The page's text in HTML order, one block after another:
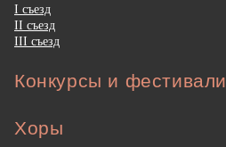
I съезд
II съезд
III съезд
Конкурсы и фестивали
Хоры